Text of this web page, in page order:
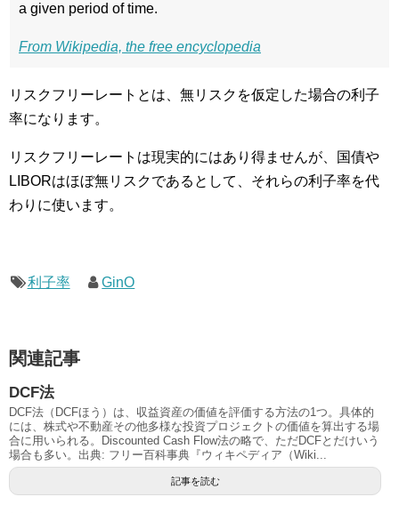
a given period of time.
From Wikipedia, the free encyclopedia
リスクフリーレートとは、無リスクを仮定した場合の利子
率になります。
リスクフリーレートは現実的にはあり得ませんが、国債や
LIBORはほぼ無リスクであるとして、それらの利子率を代
わりに使います。
利子率 GinO
関連記事
DCF法
DCF法（DCFほう）は、収益資産の価値を評価する方法の1つ。具体的
には、株式や不動産その他多様な投資プロジェクトの価値を算出する場
合に用いられる。Discounted Cash Flow法の略で、ただDCFとだけいう
場合も多い。出典: フリー百科事典『ウィキペディア（Wiki...
記事を読む